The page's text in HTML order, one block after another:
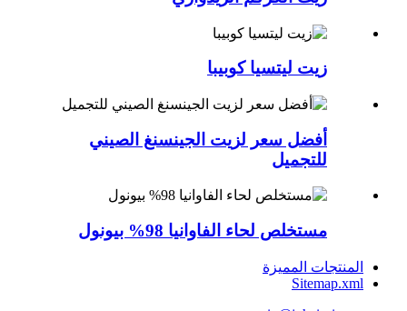
زيت ليتسيا كوبيبا
أفضل سعر لزيت الجينسنغ الصيني
للتجميل
مستخلص لحاء الفاوانيا 98% بيونول
المنتجات المميزة
Sitemap.xml